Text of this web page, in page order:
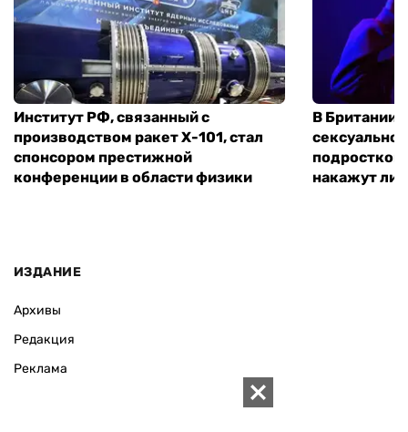
Институт РФ, связанный с
производством ракет Х-101, стал
спонсором престижной
конференции в области физики
В Британии
подростком
накажут ли
ИЗДАНИЕ
Архивы
Редакция
Реклама